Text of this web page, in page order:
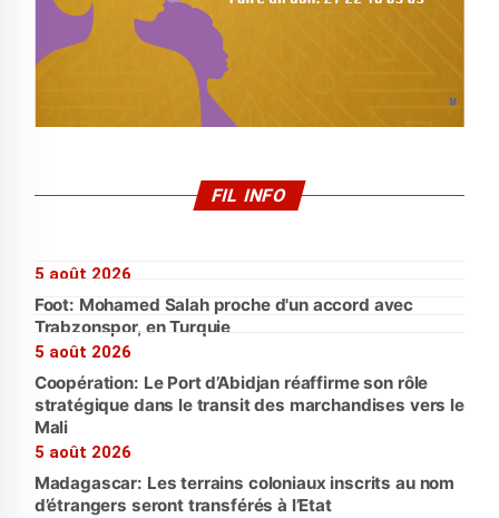
FIL INFO
5 août 2026
Foot: Mohamed Salah proche d'un accord avec
Trabzonspor, en Turquie
5 août 2026
Coopération: Le Port d’Abidjan réaffirme son rôle
stratégique dans le transit des marchandises vers le
Mali
5 août 2026
Madagascar: Les terrains coloniaux inscrits au nom
d’étrangers seront transférés à l’Etat